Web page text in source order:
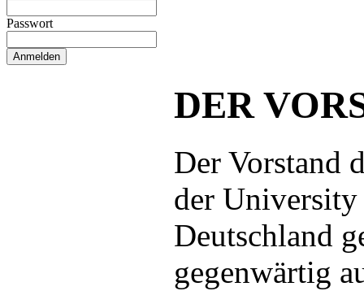
Passwort
DER
Der Vorstand
der
Deutschland
gegenwärtig